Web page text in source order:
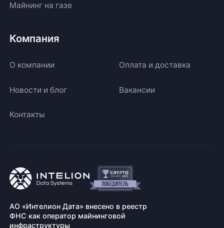
Майнинг на газе
Компания
О компании Оплата и доставка
Новости и блог Вакансии
Контакты
АО «Интелион Дата» внесено в реестр
ФНС как оператор майнинговой
инфраструктуры